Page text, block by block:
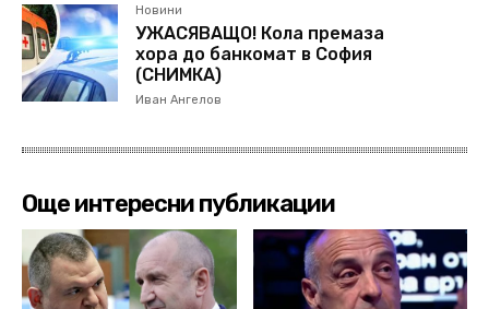
Новини
УЖАСЯВАЩО! Кола премаза
хора до банкомат в София
(СНИМКА)
Иван Ангелов
Още интересни публикации